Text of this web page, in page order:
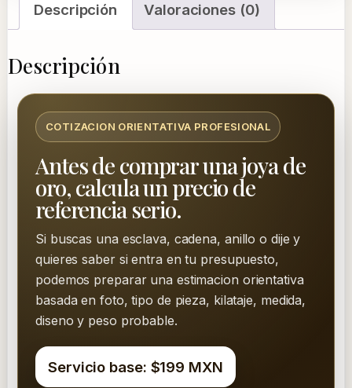
Descripción
Valoraciones (0)
Descripción
COTIZACION ORIENTATIVA PROFESIONAL
Antes de comprar una joya de
oro, calcula un precio de
referencia serio.
Si buscas una esclava, cadena, anillo o dije y
quieres saber si entra en tu presupuesto,
podemos preparar una estimacion orientativa
basada en foto, tipo de pieza, kilataje, medida,
diseno y peso probable.
Servicio base: $199 MXN